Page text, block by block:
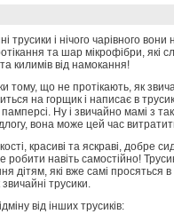
трусики і нічого чарівного
та шар мікрофібри, які
килимів від намокання!
тому, що не протікають, як
на горщик і написає в
Ну і звичайно мамі з
вона може цей час
красиві та яскраві, добре
навіть самостійно!
дітям, які вже самі просяться в
трусики.
від інших трусиків: